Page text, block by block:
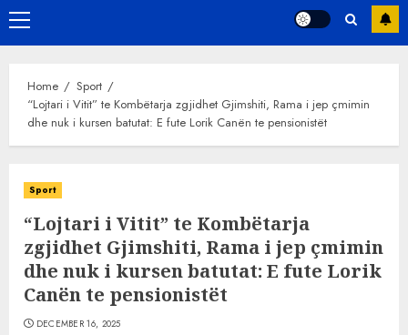
Primary
Menu
Home
Sport
“Lojtari i Vitit” te Kombëtarja zgjidhet Gjimshiti, Rama i jep çmimin
dhe nuk i kursen batutat: E fute Lorik Canën te pensionistët
Sport
“Lojtari i Vitit” te Kombëtarja
zgjidhet Gjimshiti, Rama i jep çmimin
dhe nuk i kursen batutat: E fute Lorik
Canën te pensionistët
DECEMBER 16, 2025